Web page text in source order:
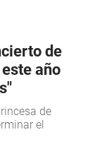
de
año
de
el